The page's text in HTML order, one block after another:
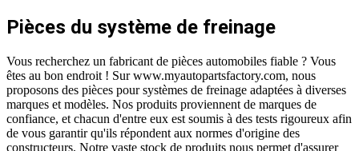
Pièces du système de freinage
Vous recherchez un fabricant de pièces automobiles fiable ? Vous
êtes au bon endroit ! Sur www.myautopartsfactory.com, nous
proposons des pièces pour systèmes de freinage adaptées à diverses
marques et modèles. Nos produits proviennent de marques de
confiance, et chacun d'entre eux est soumis à des tests rigoureux afin
de vous garantir qu'ils répondent aux normes d'origine des
constructeurs. Notre vaste stock de produits nous permet d'assurer